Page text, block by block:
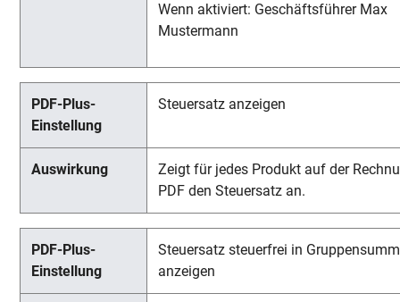
Wenn aktiviert: Geschäftsführer Max
Mustermann
Steuersatz anzeigen
Zeigt für jedes Produkt auf der
PDF den Steuersatz an.
Steuersatz steuerfrei in
anzeigen